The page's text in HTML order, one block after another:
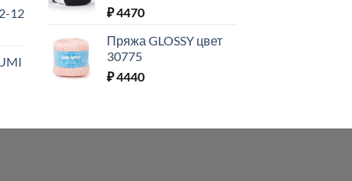
12
₽4470
Пряжа GLOSSY цвет
30775
₽4440